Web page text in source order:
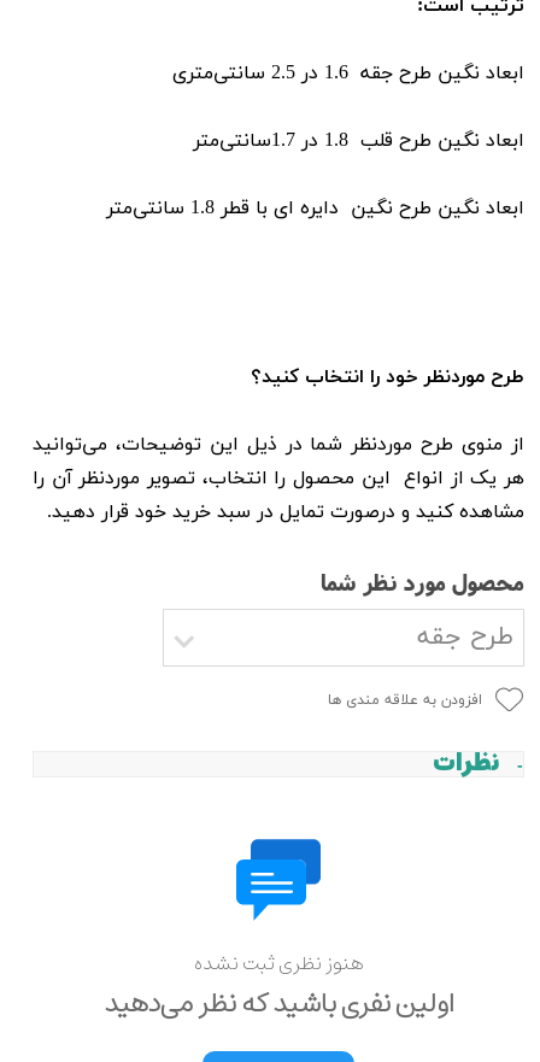
ترتیب است:
ابعاد نگین طرح جقه 1.6 در 2.5 سانتی‌متری
ابعاد نگین طرح قلب 1.8 در 1.7سانتی‌متر
ابعاد نگین طرح نگین دایره ای با قطر 1.8 سانتی‌متر
طرح موردنظر خود را انتخاب کنید؟
از منوی طرح موردنظر شما در ذیل این توضیحات، می‌توانید
هر یک از انواع این محصول را انتخاب، تصویر موردنظر آن را
مشاهده کنید و درصورت تمایل در سبد خرید خود قرار دهید.
محصول مورد نظر شما
طرح جقه
افزودن به علاقه مندی ها
نظرات
هنوز نظری ثبت نشده
اولین نفری باشید که نظر می‌دهید